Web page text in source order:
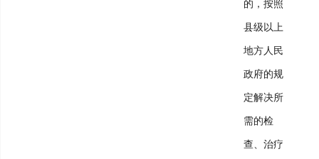
的，按照
县级以上
地方人民
政府的规
定解决所
需的检
查、治疗